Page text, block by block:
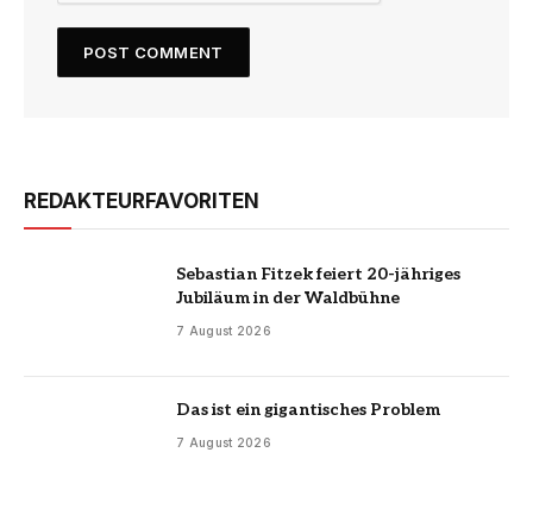
REDAKTEURFAVORITEN
Sebastian Fitzek feiert 20-jähriges
Jubiläum in der Waldbühne
7 August 2026
Das ist ein gigantisches Problem
7 August 2026